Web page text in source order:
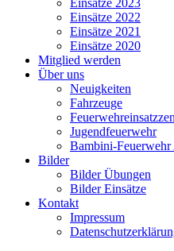
Einsätze 2023
Einsätze 2022
Einsätze 2021
Einsätze 2020
Mitglied werden
Über uns
Neuigkeiten
Fahrzeuge
Jugendfeuerwehr
Bambini-Feuerwehr
Bilder
Bilder Übungen
Bilder Einsätze
Kontakt
Impressum